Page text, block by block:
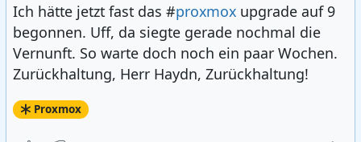
Ich hätte jetzt fast das #proxmox upgrade auf 9
begonnen. Uff, da siegte gerade nochmal die
Vernunft. So warte doch noch ein paar Wochen.
Zurückhaltung, Herr Haydn, Zurückhaltung!
Proxmox